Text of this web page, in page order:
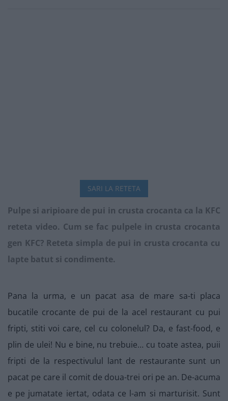
SARI LA RETETA
Pulpe si aripioare de pui in crusta crocanta ca la KFC
reteta video. Cum se fac pulpele in crusta crocanta
gen KFC? Reteta simpla de pui in crusta crocanta cu
lapte batut si condimente.
Pana la urma, e un pacat asa de mare sa-ti placa
bucatile crocante de pui de la acel restaurant cu pui
fripti, stiti voi care, cel cu colonelul? Da, e fast-food, e
plin de ulei! Nu e bine, nu trebuie… cu toate astea, puii
fripti de la respectivulul lant de restaurante sunt un
pacat pe care il comit de doua-trei ori pe an. De-acuma
e pe jumatate iertat, odata ce l-am si marturisit. Sunt